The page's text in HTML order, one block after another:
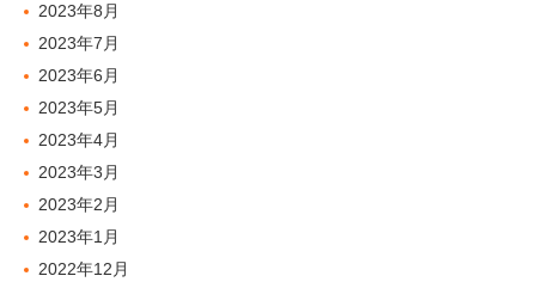
2023年8月
2023年7月
2023年6月
2023年5月
2023年4月
2023年3月
2023年2月
2023年1月
2022年12月